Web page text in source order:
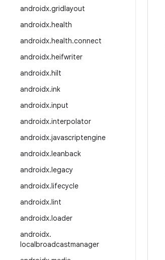
androidx.gridlayout
androidx.health
androidx.health.connect
androidx.heifwriter
androidx.hilt
androidx.ink
androidx.input
androidx.interpolator
androidx.javascriptengine
androidx.leanback
androidx.legacy
androidx.lifecycle
androidx.lint
androidx.loader
androidx.
localbroadcastmanager